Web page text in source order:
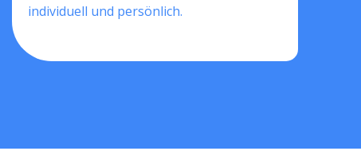
individuell und persönlich.